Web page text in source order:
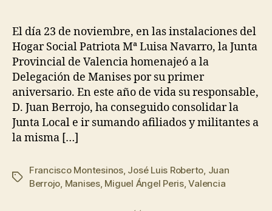
El día 23 de noviembre, en las instalaciones del
Hogar Social Patriota Mª Luisa Navarro, la Junta
Provincial de Valencia homenajeó a la
Delegación de Manises por su primer
aniversario. En este año de vida su responsable,
D. Juan Berrojo, ha conseguido consolidar la
Junta Local e ir sumando afiliados y militantes a
la misma […]
Francisco Montesinos, José Luis Roberto Juan
Berrojo Manises, Miguel Ángel Peris,Valencia